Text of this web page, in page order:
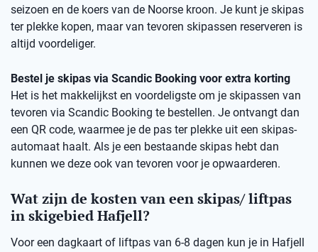
seizoen en de koers van de Noorse kroon. Je kunt je skipas
ter plekke kopen, maar van tevoren skipassen reserveren is
altijd voordeliger.
Bestel je skipas via Scandic Booking voor extra korting
Het is het makkelijkst en voordeligste om je skipassen van
tevoren via Scandic Booking te bestellen. Je ontvangt dan
een QR code, waarmee je de pas ter plekke uit een skipas-
automaat haalt. Als je een bestaande skipas hebt dan
kunnen we deze ook van tevoren voor je opwaarderen.
Wat zijn de kosten van een skipas/ liftpas
in skigebied Hafjell?
Voor een dagkaart of liftpas van 6-8 dagen kun je in Hafjell